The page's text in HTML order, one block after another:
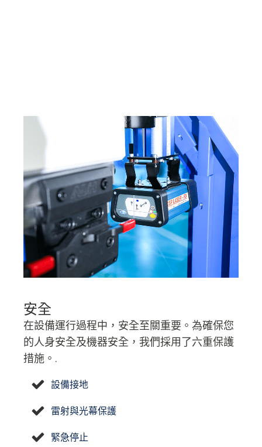
安全
在設備運行過程中，安全至關重要。為確保您
的人身安全及機器安全，我們採用了六重保護
措施。.
設備接地
雷射與光幕保護
緊急停止